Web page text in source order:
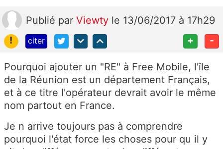
Publié par Viewty le 13/06/2017 à 17h29
!
citer + -
Pourquoi ajouter un "RE" à Free Mobile, l'île
de la Réunion est un département Français,
et à ce titre l'opérateur devrait avoir le même
nom partout en France.
Je n arrive toujours pas à comprendre
pourquoi l'état force les choses pour qu il y